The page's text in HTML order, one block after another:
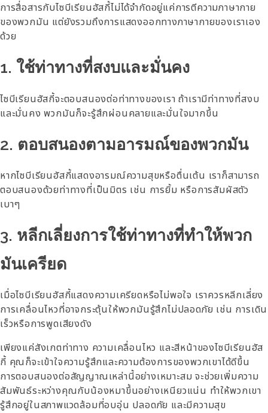
การสื่อสารกับไซบีเรียนฮัสกี้ไม่ได้จำกัดอยู่แค่การตีความภาษากาย
ของพวกมัน แต่ยังรวมถึงการแสดงออกทางภาษากายของเราเอง
ด้วย
1. ใช้ท่าทางที่สงบและมั่นคง
ไซบีเรียนฮัสกี้จะตอบสนองต่อท่าทางของเรา ถ้าเรามีท่าทางที่สงบ
และมั่นคง พวกมันก็จะรู้สึกผ่อนคลายและมั่นใจมากขึ้น
2. ตอบสนองตามอารมณ์ของพวกมัน
หากไซบีเรียนฮัสกี้แสดงอารมณ์ความสุขหรือตื่นเต้น เราก็สามารถ
ตอบสนองด้วยท่าทางที่เป็นมิตร เช่น การยิ้ม หรือการสัมผัสตัว
เบาๆ
3. หลีกเลี่ยงการใช้ท่าทางที่ทำให้พวก
มันเครียด
เมื่อไซบีเรียนฮัสกี้แสดงความเครียดหรือไม่พอใจ เราควรหลีกเลี่ยง
การเคลื่อนไหวที่อาจกระตุ้นให้พวกมันรู้สึกไม่ปลอดภัย เช่น การเดิน
เร็วหรือการพูดเสียงดัง
เพียงแค่สังเกตท่าทาง ความเคลื่อนไหว และสีหน้าของไซบีเรียนฮัส
กี้ คุณก็จะเข้าใจความรู้สึกและความต้องการของพวกเขาได้ดีขึ้น
การตอบสนองต่อสัญญาณเหล่านี้อย่างเหมาะสม จะช่วยเพิ่มความ
สัมพันธ์ระหว่างคุณกับน้องหมาขึ้นอย่างเหนียวแน่น ทำให้พวกเขา
รู้สึกอยู่ในสภาพแวดล้อมที่อบอุ่น ปลอดภัย และมีความสุข